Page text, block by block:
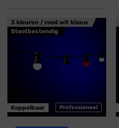
3 kleuren / rood wit blauw
Stootbestendig
Professioneel
Koppelbaar